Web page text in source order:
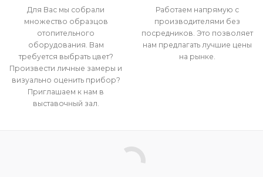
Для Вас мы собрали
множество образцов
отопительного
оборудования. Вам
требуется выбрать цвет?
Произвести личные замеры и
визуально оценить прибор?
Приглашаем к нам в
выставочный зал.
Работаем напрямую с
производителями без
посредников. Это позволяет
нам предлагать лучшие цены
на рынке.